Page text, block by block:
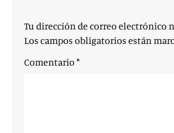
Tu dirección de correo electrónico
Los campos obligatorios están
Comentario *